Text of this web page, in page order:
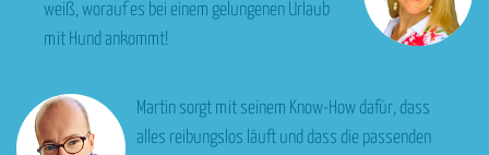
weiß, worauf es bei einem gelungenen Urlaub
mit Hund ankommt!
Martin sorgt mit seinem Know-How dafür, dass
alles reibungslos läuft und dass die passenden